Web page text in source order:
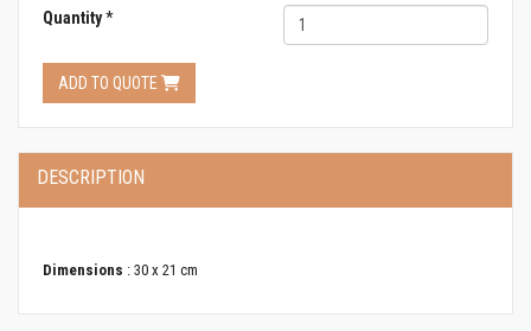
Quantity*
ADD TO QUOTE
DESCRIPTION
Dimensions : 30 x 21 cm